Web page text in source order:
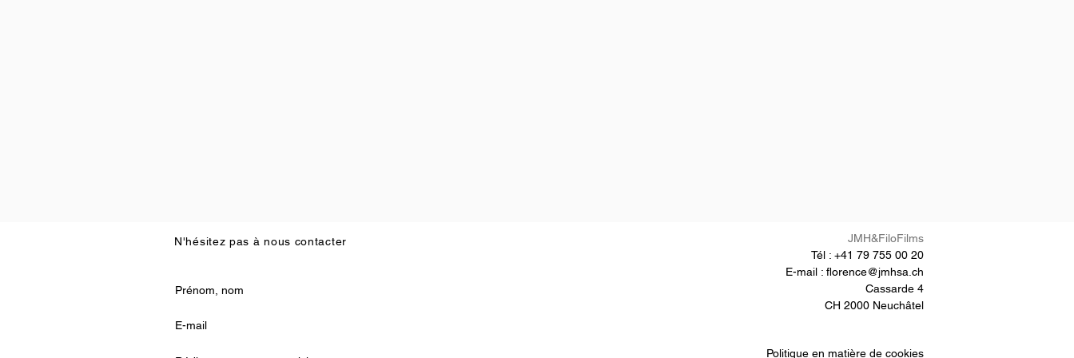
N'hésitez pas à nous contacter
JMH&FiloFilms
Tél : +41 79 755 00 20
E-mail : florence@jmhsa.ch
Cassarde 4
CH 2000 Neuchâtel
Politique en matière de cookies